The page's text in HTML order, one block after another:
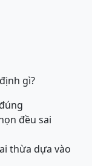
gì?
đều sai
thừa dựa vào